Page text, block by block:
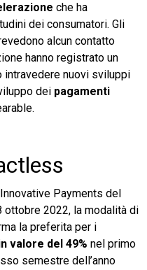
che ha
dei consumatori. Gli
alcun contatto
hanno registrato un
intravedere nuovi sviluppi
dei pagamenti
Payments del
2022, la modalità di
la preferita per i
valore del 49% nel primo
semestre dell’anno